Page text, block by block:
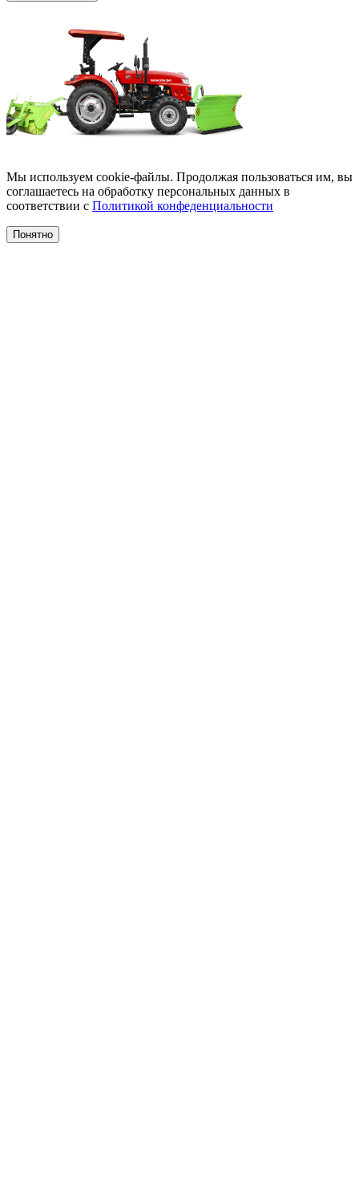
Мы используем cookie-файлы. Продолжая пользоваться им, вы
соглашаетесь на обработку персональных данных в
соответствии с Политикой конфеденциальности
Понятно